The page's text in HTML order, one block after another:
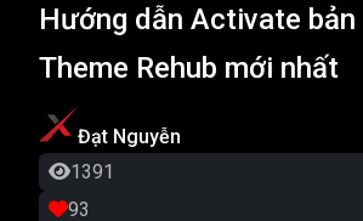
Hướng dẫn Activate bản
Theme Rehub mới nhất
Đạt Nguyễn
1391
93